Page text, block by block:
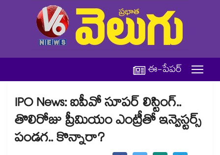
ఈ-పేపర్
IPO News: ఐపీవో సూపర్ లిస్టింగ్..
తొలిరోజు ప్రీమియం ఎంట్రీతో ఇన్వెస్టర్స్
పండగ.. కొన్నారా?